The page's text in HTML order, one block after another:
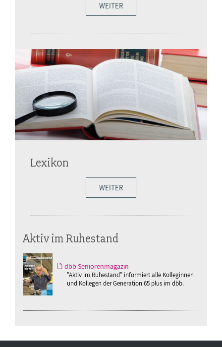
WEITER
Lexikon
WEITER
Aktiv im Ruhestand
dbb Seniorenmagazin
"Aktiv im Ruhestand" informiert alle Kolleginnen
und Kollegen der Generation 65 plus im dbb.